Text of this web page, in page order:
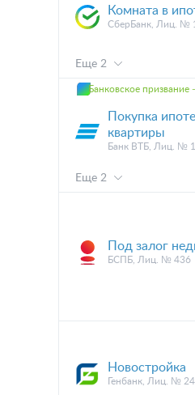
Комната в
СберБанк, Лиц. №
Еще 2
Банковское призвание
Покупка
квартиры
Банк ВТБ, Лиц. №
Еще 2
Под залог
БСПБ, Лиц. № 436
Новостройка
Генбанк, Лиц. №